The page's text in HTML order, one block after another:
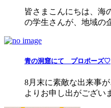
皆さまこんにちは、
の学生さんが、地域の
青の洞窟にて プロポーズ♡
8月末に素敵な出来事
よりお申し出がござい